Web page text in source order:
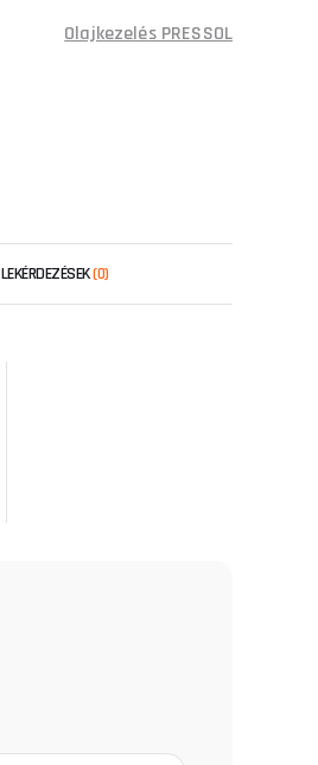
Olajkezelés PRESSOL
LEKÉRDEZÉSEK(0)